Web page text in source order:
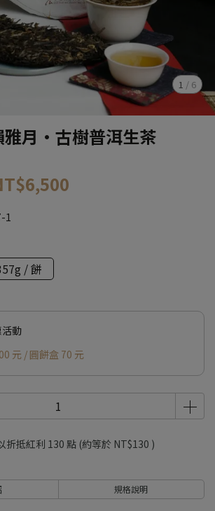
1 / 6
雅月·古樹普洱生茶
1
/ 餅
動
元 / 圓餅盒 70 元
折抵紅利 130 點 (約等於 NT$130 )
規格說明